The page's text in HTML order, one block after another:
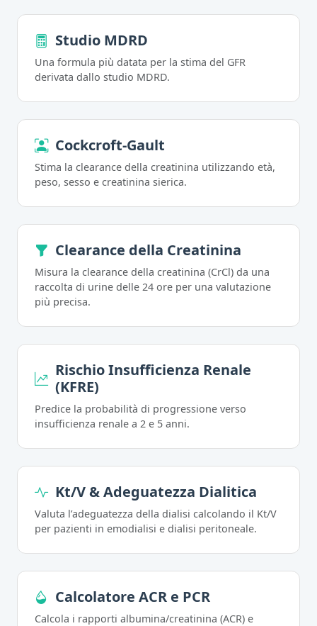
Studio MDRD
Una formula più datata per la stima del GFR
derivata dallo studio MDRD.
Cockcroft-Gault
Stima la clearance della creatinina utilizzando età,
peso, sesso e creatinina sierica.
Clearance della Creatinina
Misura la clearance della creatinina (CrCl) da una
raccolta di urine delle 24 ore per una valutazione
più precisa.
Rischio Insufficienza Renale
(KFRE)
Predice la probabilità di progressione verso
insufficienza renale a 2 e 5 anni.
Kt/V & Adeguatezza Dialitica
Valuta l’adeguatezza della dialisi calcolando il Kt/V
per pazienti in emodialisi e dialisi peritoneale.
Calcolatore ACR e PCR
Calcola i rapporti albumina/creatinina (ACR) e